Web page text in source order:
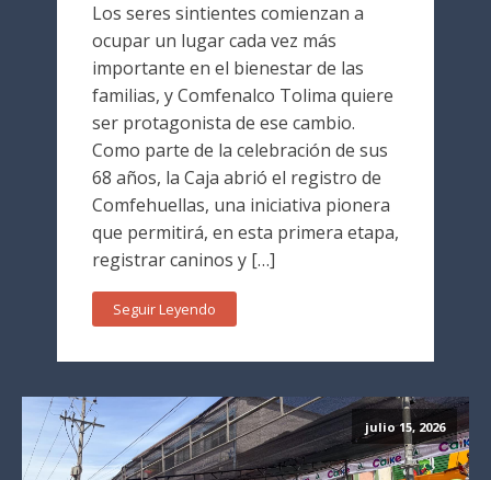
Los seres sintientes comienzan a
ocupar un lugar cada vez más
importante en el bienestar de las
familias, y Comfenalco Tolima quiere
ser protagonista de ese cambio.
Como parte de la celebración de sus
68 años, la Caja abrió el registro de
Comfehuellas, una iniciativa pionera
que permitirá, en esta primera etapa,
registrar caninos y […]
Seguir Leyendo
julio 15, 2026